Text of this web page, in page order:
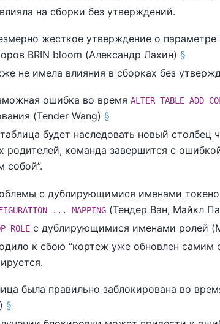
на сборки без утверждений.
жесткое утверждение о параметре
BRIN bloom (Александр Лахин) §
не имела влияния в сборках без
ошибка во время ALTER TABLE ADD
(Tender Wang) §
будет наследовать новый столбец
родителей, команда завершится с
собой”.
с дублирующимися именами
... MAPPING (Тендер Ван, Майкл
ROLE с дублирующимися именами ролей
к сбою “кортеж уже обновлен самим
была правильно заблокирована во
§